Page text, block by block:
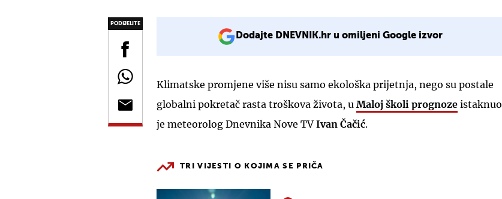
PODIJELITE
Dodajte DNEVNIK.hr u omiljeni Google izvor
Klimatske promjene više nisu samo ekološka prijetnja, nego su postale
globalni pokretač rasta troškova života, u Maloj školi prognoze istaknuo
je meteorolog Dnevnika Nove TV Ivan Čačić.
TRI VIJESTI O KOJIMA SE PRIČA